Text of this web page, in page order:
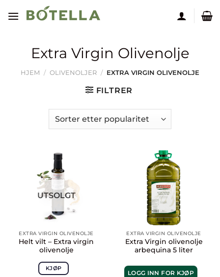
Extra Virgin Olivenolje
HJEM / OLIVENOLJER / EXTRA VIRGIN OLIVENOLJE
FILTRER
UTSOLGT
EXTRA VIRGIN OLIVENOLJE
Helt vilt – Extra virgin
olivenolje
KJØP
EXTRA VIRGIN OLIVENOLJE
Extra Virgin olivenolje
arbequina 5 liter
LOGG INN FOR KJØP